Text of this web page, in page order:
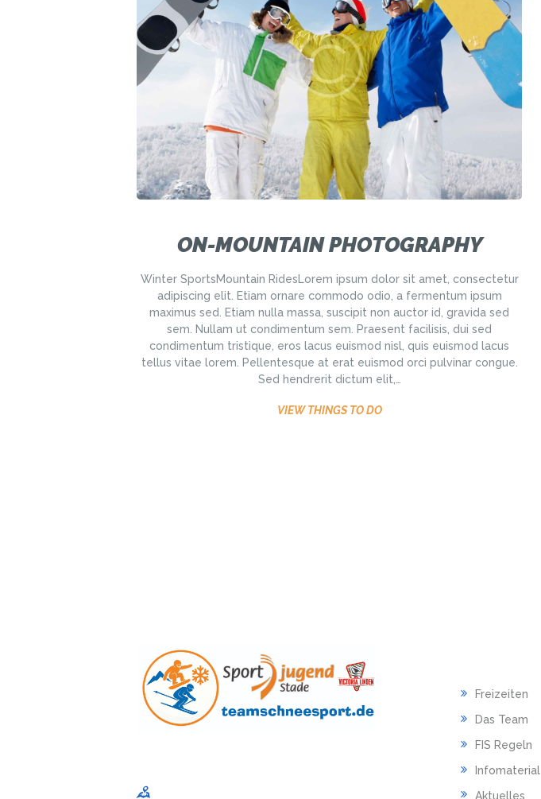
ON-MOUNTAIN PHOTOGRAPHY
Winter SportsMountain RidesLorem ipsum dolor sit amet, consectetur
adipiscing elit. Etiam ornare commodo odio, a fermentum ipsum
maximus sed. Etiam nulla massa, suscipit non auctor id, gravida sed
sem. Nullam ut condimentum sem. Praesent facilisis, dui sed
condimentum tristique, eros lacus euismod nisl, quis euismod lacus
tellus vitae lorem. Pellentesque at erat euismod orci pulvinar congue.
Sed hendrerit dictum elit,…
VIEW THINGS TO DO
Freizeiten
Das Team
FIS Regeln
Infomaterial
Aktuelles